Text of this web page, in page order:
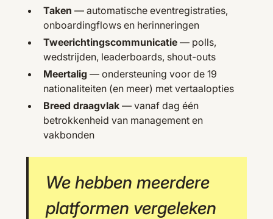
Taken — automatische eventregistraties,
onboardingflows en herinneringen
Tweerichtingscommunicatie— polls,
wedstrijden, leaderboards, shout-outs
Meertalig — ondersteuning voor de 19
nationaliteiten (en meer) met vertaalopties
Breed draagvlak— vanaf dag één
betrokkenheid van management en
vakbonden
We hebben meerdere
platformen vergeleken